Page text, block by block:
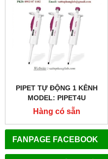
FANPAGE FACEBOOK
PIPET TỰ ĐỘNG 1 KÊNH
MODEL: PIPET4U
Hàng có sẵn